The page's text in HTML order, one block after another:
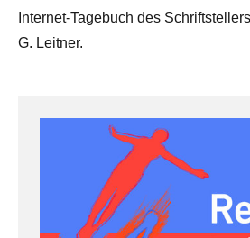
Internet-Tagebuch des
G. Leitner.